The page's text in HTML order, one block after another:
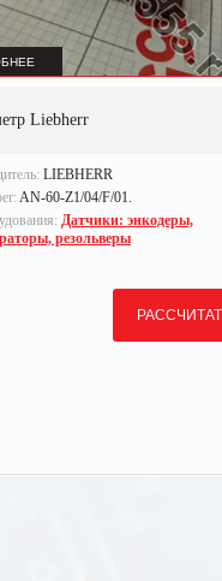
Liebherr
LIEBHERR
AN-60-Z1/04/F/01.
Датчики: энкодеры,
резольверы